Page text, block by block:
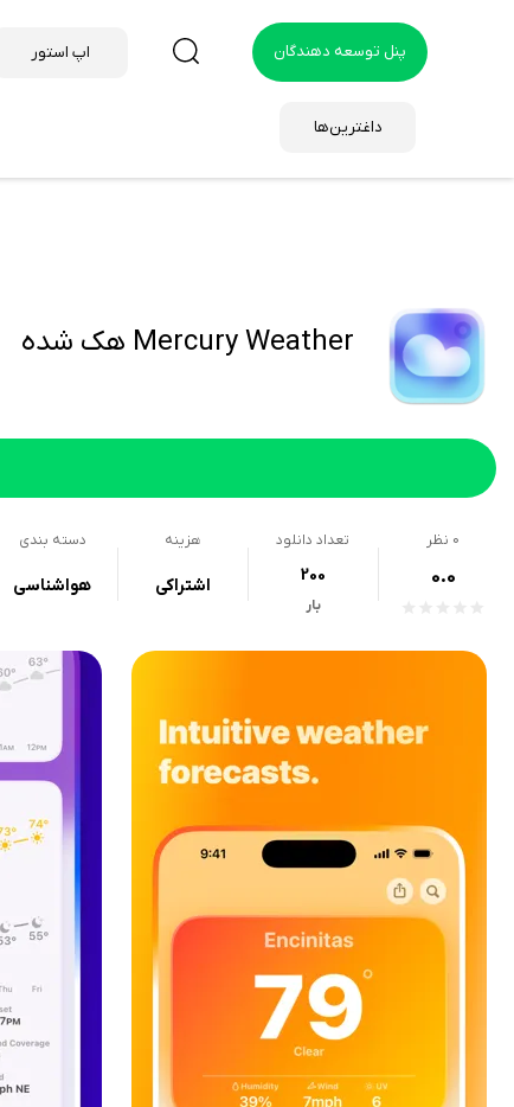
پنل توسعه دهندگان اپ استور
داغترین‌ها
Mercury Weather هک شده
0 نظر
0.0
تعداد دانلود
200
بار
هزینه
اشتراکی
دسته بندی
هواشناسی